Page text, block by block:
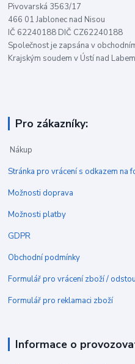
Pivovarská 3563/17
466 01 Jablonec nad Nisou
IČ 62240188 DIČ CZ62240188
Společnost je zapsána v
Krajským soudem v Ústí nad
Pro zákazníky:
Nákup
Stránka pro vrácení s odkazem na
Možnosti doprava
Možnosti platby
GDPR
Obchodní podmínky
Formulář pro vrácení zboží /
Formulář pro reklamaci zboží
Informace o